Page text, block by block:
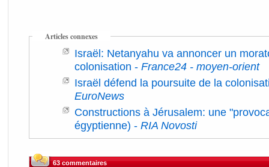
Articles connexes
Israël: Netanyahu va annoncer un
colonisation - France24 - moyen-orient
Israël défend la poursuite de la
EuroNews
Constructions à Jérusalem: une
égyptienne) - RIA Novosti
63 commentaires